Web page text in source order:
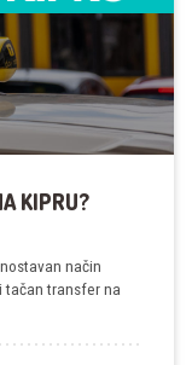
KIPRU?
način
tačan transfer na